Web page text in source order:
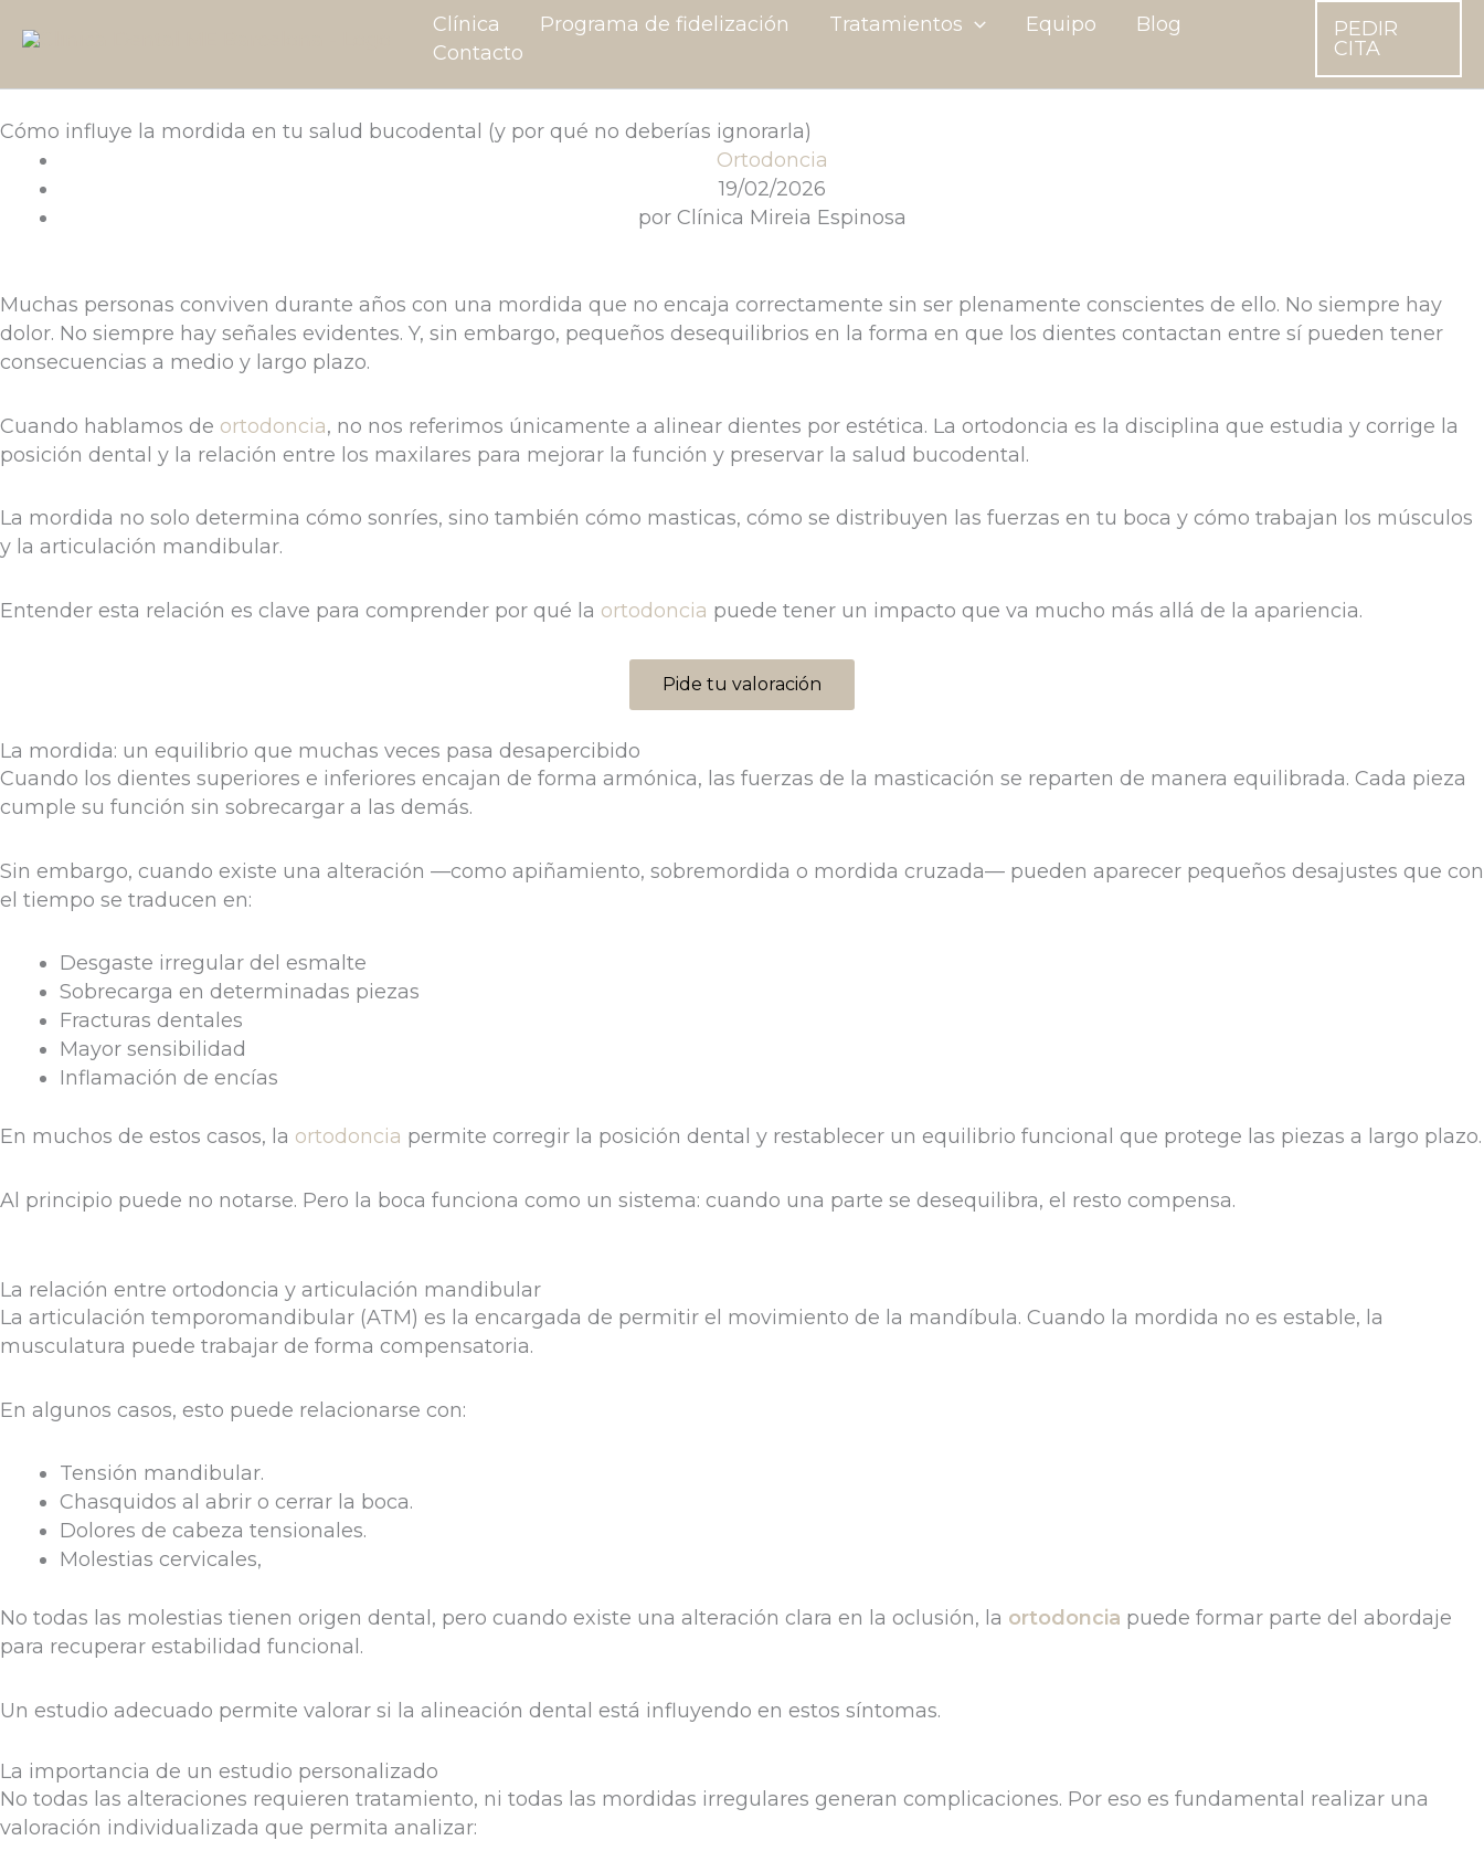
Clínica Programa de fidelización Tratamientos Equipo
Blog
Contacto
PEDIR
CITA
Cómo influye la mordida en tu salud bucodental (y por qué no deberías ignorarla)
Ortodoncia
19/02/2026
porClínica Mireia Espinosa
Muchas personas conviven durante años con una mordida que no encaja correctamente sin ser plenamente conscientes de ello. No siempre hay
dolor. No siempre hay señales evidentes. Y, sin embargo, pequeños desequilibrios en la forma en que los dientes contactan entre sí pueden tener
consecuencias a medio y largo plazo.
Cuando hablamos de ortodoncia, no nos referimos únicamente a alinear dientes por estética. La ortodoncia es la disciplina que estudia y corrige la
posición dental y la relación entre los maxilares para mejorar la función y preservar la salud bucodental.
La mordida no solo determina cómo sonríes, sino también cómo masticas, cómo se distribuyen las fuerzas en tu boca y cómo trabajan los músculos
y la articulación mandibular.
Entender esta relación es clave para comprender por qué la ortodoncia puede tener un impacto que va mucho más allá de la apariencia.
Pide tu valoración
La mordida: un equilibrio que muchas veces pasa desapercibido
Cuando los dientes superiores e inferiores encajan de forma armónica, las fuerzas de la masticación se reparten de manera equilibrada. Cada pieza
cumple su función sin sobrecargar a las demás.
Sin embargo, cuando existe una alteración —como apiñamiento, sobremordida o mordida cruzada— pueden aparecer pequeños desajustes que con
el tiempo se traducen en:
Desgaste irregular del esmalte
Sobrecarga en determinadas piezas
Fracturas dentales
Mayor sensibilidad
Inflamación de encías
En muchos de estos casos, la ortodoncia permite corregir la posición dental y restablecer un equilibrio funcional que protege las piezas a largo plazo.
Al principio puede no notarse. Pero la boca funciona como un sistema: cuando una parte se desequilibra, el resto compensa.
La relación entre ortodoncia y articulación mandibular
La articulación temporomandibular (ATM) es la encargada de permitir el movimiento de la mandíbula. Cuando la mordida no es estable, la
musculatura puede trabajar de forma compensatoria.
En algunos casos, esto puede relacionarse con:
Tensión mandibular.
Chasquidos al abrir o cerrar la boca.
Dolores de cabeza tensionales.
Molestias cervicales,
No todas las molestias tienen origen dental, pero cuando existe una alteración clara en la oclusión, la ortodoncia puede formar parte del abordaje
para recuperar estabilidad funcional.
Un estudio adecuado permite valorar si la alineación dental está influyendo en estos síntomas.
La importancia de un estudio personalizado
No todas las alteraciones requieren tratamiento, ni todas las mordidas irregulares generan complicaciones. Por eso es fundamental realizar una
valoración individualizada que permita analizar: